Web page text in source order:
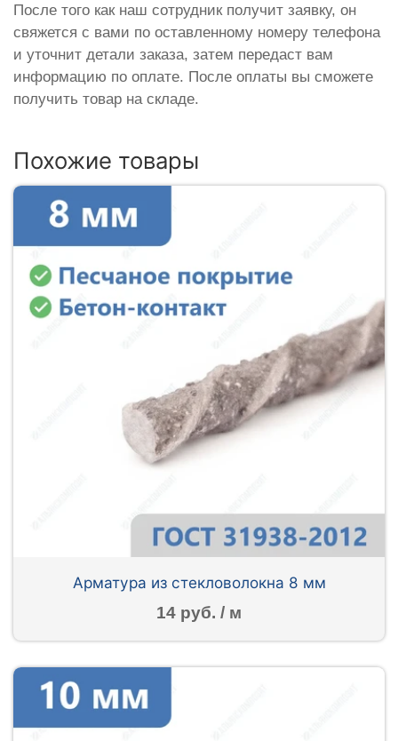
После того как наш сотрудник получит заявку, он
свяжется с вами по оставленному номеру телефона
и уточнит детали заказа, затем передаст вам
информацию по оплате. После оплаты вы сможете
получить товар на складе.
Похожие товары
Арматура из стекловолокна 8 мм
14 руб. / м